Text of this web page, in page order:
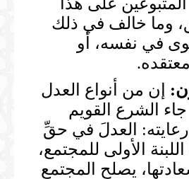
وما خالف في ذلك
في نفسه، أو
إن من أنواع العدل
الشرع القويم
رعايته: العدلَ في حقِّ
اللبنة الأولى للمجتمع،
يصلح المجتمع